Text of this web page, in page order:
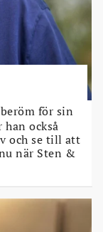
för sin
också
och se till att
när Sten &